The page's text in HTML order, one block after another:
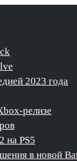
2023 года
релизе
на PS5
в новой